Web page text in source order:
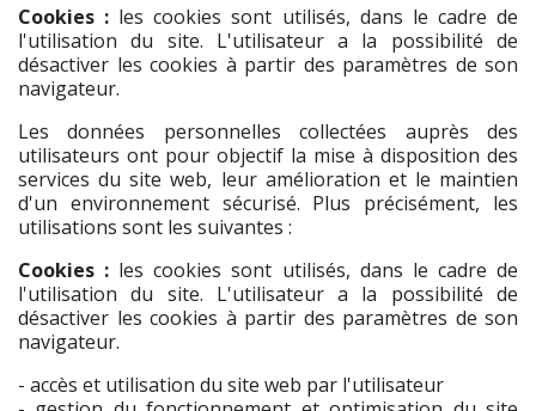
Cookies : les cookies sont utilisés, dans le cadre de
l'utilisation du site. L'utilisateur a la possibilité de
désactiver les cookies à partir des paramètres de son
navigateur.
Les données personnelles collectées auprès des
utilisateurs ont pour objectif la mise à disposition des
services du site web, leur amélioration et le maintien
d'un environnement sécurisé. Plus précisément, les
utilisations sont les suivantes :
Cookies : les cookies sont utilisés, dans le cadre de
l'utilisation du site. L'utilisateur a la possibilité de
désactiver les cookies à partir des paramètres de son
navigateur.
- accès et utilisation du site web par l'utilisateur